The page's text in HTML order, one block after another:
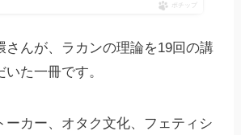
ポチップ
さんが、ラカンの理論を19回の講
た一冊です。
ーカー、オタク文化、フェティシ